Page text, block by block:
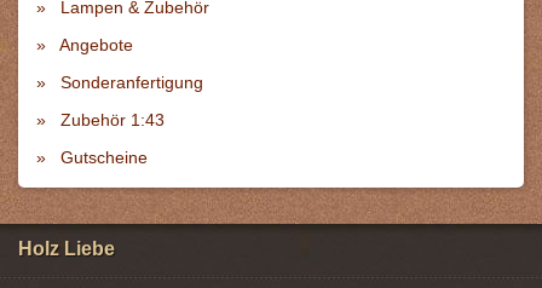
Lampen & Zubehör
Angebote
Sonderanfertigung
Zubehör 1:43
Gutscheine
Holz Liebe